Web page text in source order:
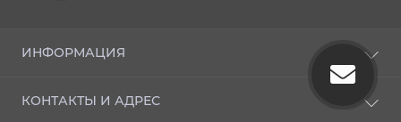
ИНФОРМАЦИЯ
Отзывы
КОНТАКТЫ И АДРЕС